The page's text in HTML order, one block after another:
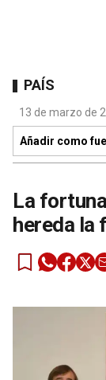
PAÍS
13 de marzo de
Añadir como
La
hereda la